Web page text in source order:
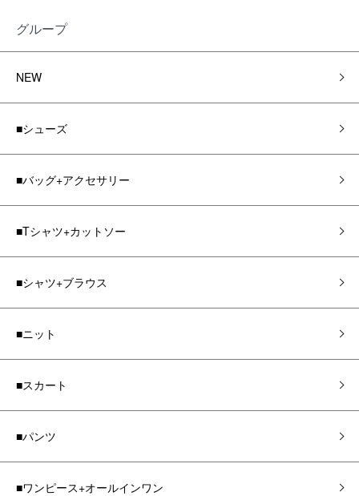
グループ
NEW
■シューズ
■バッグ+アクセサリー
■Tシャツ+カットソー
■シャツ+ブラウス
■ニット
■スカート
■パンツ
■ワンピース+オールインワン